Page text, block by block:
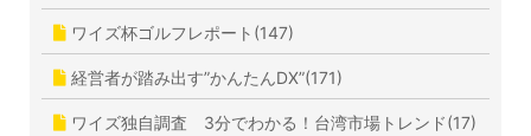
ワイズ杯ゴルフレポート(147)
経営者が踏み出す”かんたんDX”(171)
ワイズ独自調査 3分でわかる！台湾市場トレンド(17)